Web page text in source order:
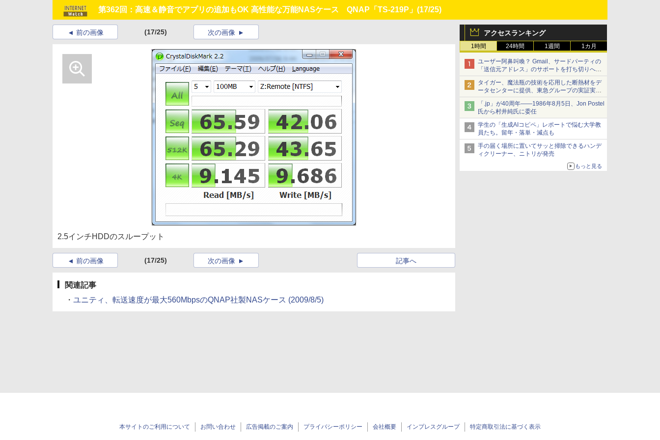
第362回：高速＆静音でアプリの追加もOK 高性能な万能NASケース QNAP「TS-219P」 (17/25)
アクセスランキング
1時間 24時間 1週間 1カ月
ユーザー阿鼻叫喚？ Gmail、サードパーティの
「送信元アドレス」のサポートを打ち切りへ
【やじうまWatch】
タイガー、魔法瓶の技術を応用した断熱材をデ
ータセンターに提供、東急グループの実証実験
で 「ステンレス密封真空断熱パネル TIVIP」
「.jp」が40周年――1986年8月5日、Jon Postel
氏から村井純氏に委任
学生の「生成AIコピペ」レポートで悩む大学教
員たち。留年・落単・減点も
手の届く場所に置いてサッと掃除できるハンデ
ィクリーナー、ニトリが発売
もっと見る
前の画像 (17/25) 次の画像
2.5インチHDDのスループット
前の画像 (17/25) 記事へ
次の画像
関連記事
・ ユニティ、転送速度が最大560MbpsのQNAP社製NASケース (2009/8/5)
本サイトのご利用について お問い合わせ 広告掲載のご案内 プライバシーポリシー 会社概要 インプレスグループ 特定商取引法に基づく表示